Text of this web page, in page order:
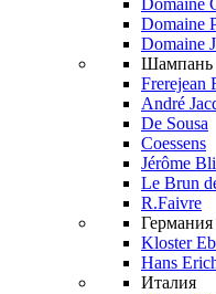
Domaine
Domaine
Domaine
Шампань
Frerejean
André
De Sousa
Coessens
Jérôme
Le Brun
R.Faivre
Германия
Kloster
Hans
Италия